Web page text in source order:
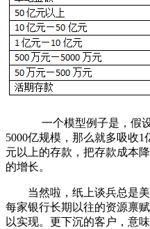
一个模型例子是，假
5000亿规模，那么就多吸收
元以上的存款，把存款成本
的增长。
当然啦，纸上谈兵总是
每家银行长期以往的资源禀
以实现。更下沉的客户，意